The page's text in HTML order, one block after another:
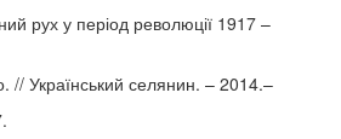
рух у період революції 1917 –
Український селянин. – 2014.–